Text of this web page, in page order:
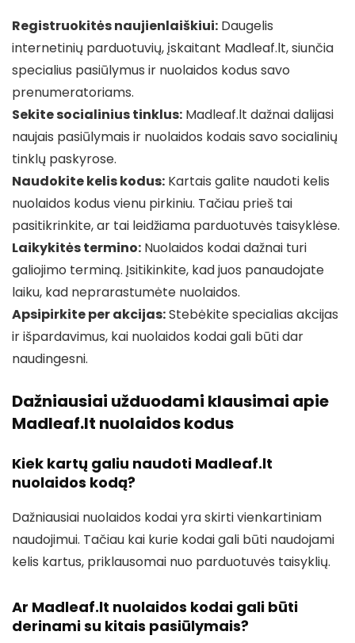
Registruokitės naujienlaiškiui: Daugelis
internetinių parduotuvių, įskaitant Madleaf.lt, siunčia
specialius pasiūlymus ir nuolaidos kodus savo
prenumeratoriams.
Sekite socialinius tinklus: Madleaf.lt dažnai dalijasi
naujais pasiūlymais ir nuolaidos kodais savo socialinių
tinklų paskyrose.
Naudokite kelis kodus: Kartais galite naudoti kelis
nuolaidos kodus vienu pirkiniu. Tačiau prieš tai
pasitikrinkite, ar tai leidžiama parduotuvės taisyklėse.
Laikykitės termino: Nuolaidos kodai dažnai turi
galiojimo terminą. Įsitikinkite, kad juos panaudojate
laiku, kad neprarastumėte nuolaidos.
Apsipirkite per akcijas:Stebėkite specialias akcijas
ir išpardavimus, kai nuolaidos kodai gali būti dar
naudingesni.
Dažniausiai užduodami klausimai apie
Madleaf.lt nuolaidos kodus
Kiek kartų galiu naudoti Madleaf.lt
nuolaidos kodą?
Dažniausiai nuolaidos kodai yra skirti vienkartiniam
naudojimui. Tačiau kai kurie kodai gali būti naudojami
kelis kartus, priklausomai nuo parduotuvės taisyklių.
Ar Madleaf.lt nuolaidos kodai gali būti
derinami su kitais pasiūlymais?